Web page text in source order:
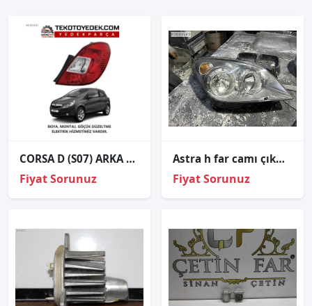
CORSA D (S07) ARKA STOP SAĞ SOL 2006 2007 2008 2009 2010 VE ÜZERİ
Fiyat Sorunuz
Astra h far camı çıkma ORJİNAL SAĞ
Fiyat Sorunuz